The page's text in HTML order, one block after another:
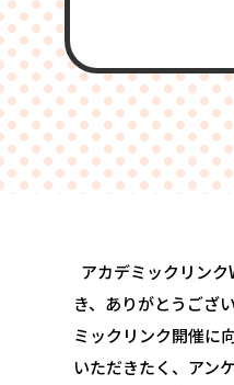
アカデミックリン
き、ありがとうござ
ミックリンク開催に
いただきたく、 アン